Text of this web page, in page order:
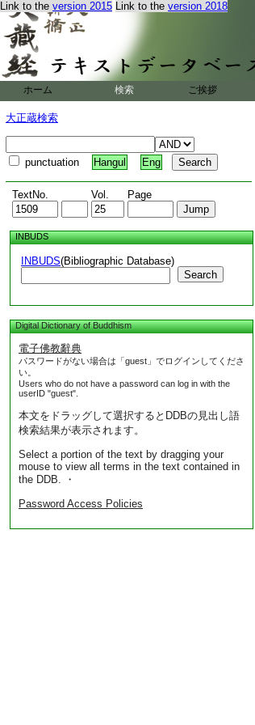
Link to the version 2015 Link to the version 2018
ホーム 検索 ご挨拶
大正蔵検索
punctuation Hangul Eng
TextNo. Vol. Page
INBUDS
INBUDS(Bibliographic Database)
Search
Digital Dictionary of Buddhism
電子佛教辭典
パスワードがない場合は「guest」でログインしてくださ
い。
Users who do not have a password can log in with the
userID "guest".
本文をドラッグして選択するとDDBの見出し語
検索結果が表示されます。
Select a portion of the text by dragging your
mouse to view all terms in the text contained in
the DDB. ・
Password Access Policies